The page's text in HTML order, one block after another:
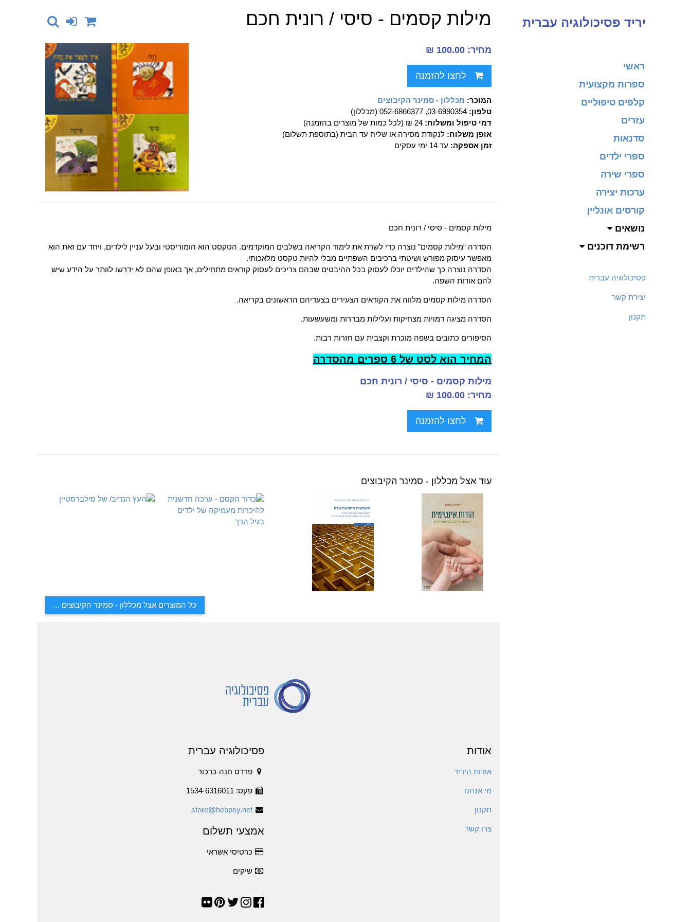
יריד פסיכולוגיה עברית
ראשי
ספרות מקצועית
קלפים טיפוליים
עזרים
סדנאות
ספרי ילדים
ספרי שירה
ערכות יצירה
קורסים אונליין
נושאים
רשימת דוכנים
פסיכולוגיה עברית
יצירת קשר
תקנון
מילות קסמים - סיסי / רונית חכם
מחיר: 100.00 ₪
לחצו להזמנה
המוכר: מכללון - סמינר הקיבוצים
טלפון: 03-6990354, 052-6866377 (מכללון)
דמי טיפול ומשלוח: 24 ₪ (לכל כמות של מוצרים בהזמנה)
אופן משלוח: לנקודת מסירה או שליח עד הבית (בתוספת תשלום)
זמן אספקה: עד 14 ימי עסקים
מילות קסמים - סיסי / רונית חכם
הסדרה “מילות קסמים” נוצרה כדי לשרת את לימוד הקריאה בשלבים המוקדמים. הטקסט הוא הומוריסטי ובעל עניין לילדים, ויחד עם זאת הוא
מאפשר עיסוק מפורש ושיטתי ברכיבים השפתיים מבלי להיות טקסט מלאכותי.
הסדרה נוצרה כך שהילדים יוכלו לעסוק בכל ההיבטים שבהם צריכים לעסוק קוראים מתחילים, אך באופן שהם לא ידרשו לוותר על הידע שיש
להם אודות השפה.
הסדרה מילות קסמים מלווה את הקוראים הצעירים בצעדיהם הראשונים בקריאה.
הסדרה מציגה דמויות מצחיקות ועלילות מבדרות ומשעשעות.
הסיפורים כתובים בשפה מוכרת וקצבית עם חזרות רבות.
המחיר הוא לסט של 6 ספרים מהסדרה
מילות קסמים - סיסי / רונית חכם
מחיר: 100.00 ₪
לחצו להזמנה
עוד אצל מכללון - סמינר הקיבוצים
כל המוצרים אצל מכללון - סמינר הקיבוצים ...
אודות
אודות היריד
מי אנחנו
תקנון
צרו קשר
פסיכולוגיה עברית
פרדס חנה-כרכור
פקס: 1534-6316011
store@hebpsy.net
אמצעי תשלום
כרטיסי אשראי
שיקים